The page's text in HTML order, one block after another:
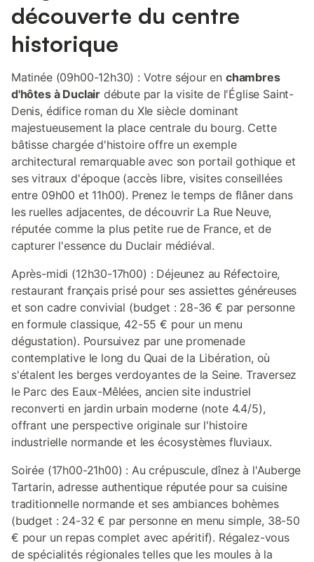
découverte du centre
historique
Matinée (09h00-12h30) : Votre séjour en chambres
d'hôtes à Duclair débute par la visite de l'Église Saint-
Denis, édifice roman du XIe siècle dominant
majestueusement la place centrale du bourg. Cette
bâtisse chargée d'histoire offre un exemple
architectural remarquable avec son portail gothique et
ses vitraux d'époque (accès libre, visites conseillées
entre 09h00 et 11h00). Prenez le temps de flâner dans
les ruelles adjacentes, de découvrir La Rue Neuve,
réputée comme la plus petite rue de France, et de
capturer l'essence du Duclair médiéval.
Après-midi (12h30-17h00) : Déjeunez au Réfectoire,
restaurant français prisé pour ses assiettes généreuses
et son cadre convivial (budget : 28-36 € par personne
en formule classique, 42-55 € pour un menu
dégustation). Poursuivez par une promenade
contemplative le long du Quai de la Libération, où
s'étalent les berges verdoyantes de la Seine. Traversez
le Parc des Eaux-Mêlées, ancien site industriel
reconverti en jardin urbain moderne (note 4.4/5),
offrant une perspective originale sur l'histoire
industrielle normande et les écosystèmes fluviaux.
Soirée (17h00-21h00) : Au crépuscule, dînez à l'Auberge
Tartarin, adresse authentique réputée pour sa cuisine
traditionnelle normande et ses ambiances bohèmes
(budget : 24-32 € par personne en menu simple, 38-50
€ pour un repas complet avec apéritif). Régalez-vous
de spécialités régionales telles que les moules à la